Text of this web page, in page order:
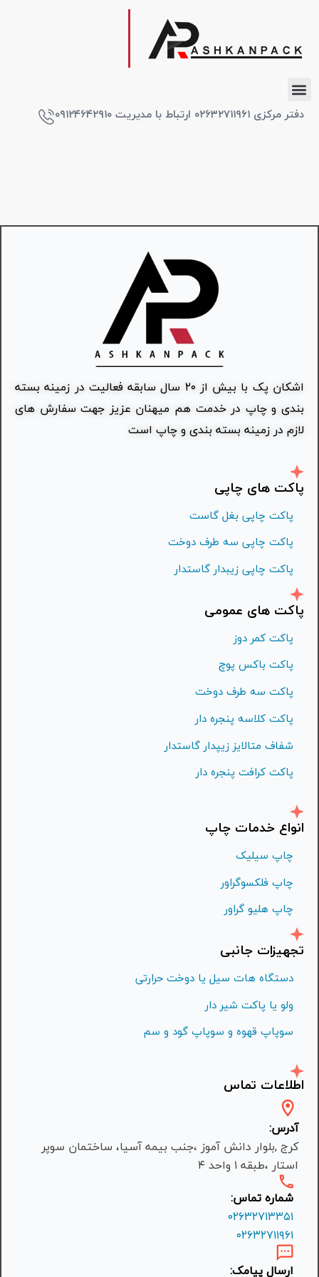
دفتر مرکزی ۰۲۶۳۲۷۱۱۹۶۱ ارتباط با مدیریت ۰۹۱۲۴۶۴۲۹۱۰
اشکان پک با بیش از ۲۰ سال سابقه فعالیت در زمینه بسته
بندی و چاپ در خدمت هم میهنان عزیز جهت سفارش های
لازم در زمینه بسته بندی و چاپ است
پاکت های چاپی
پاکت چاپی بغل گاست
پاکت چاپی سه طرف دوخت
پاکت چاپی زیبدار گاستدار
پاکت های عمومی
پاکت کمر دوز
پاکت باکس پوچ
پاکت سه طرف دوخت
پاکت کلاسه پنجره دار
شفاف متالايز زيپدار گاستدار
پاکت کرافت پنجره دار
انواع خدمات چاپ
چاپ سیلیک
چاپ فلكسوگراور
چاپ هليو گراور
تجهیزات جانبی
دستگاه هات سیل یا دوخت حرارتی
ولو یا پاکت شیر دار
سوپاپ قهوه و سوپاپ گود و سم
اطلاعات تماس
آدرس:
کرج ,بلوار دانش آموز ،جنب بیمه آسیا، ساختمان سوپر
استار ،طبقه ۱ واحد ۴
شماره تماس:
۰۲۶۳۲۷۱۳۳۵۱
۰۲۶۳۲۷۱۱۹۶۱
ارسال پیامک: